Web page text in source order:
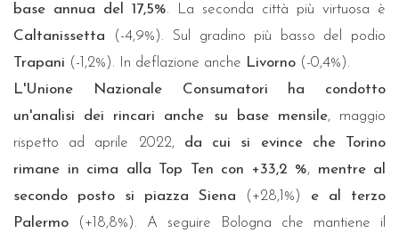
base annua del 17,5%. La seconda città più virtuosa è
Caltanissetta (-4,9%). Sul gradino più basso del podio
Trapani (-1,2%). In deflazione anche Livorno (-0,4%).
L'Unione Nazionale Consumatori ha condotto
un'analisi dei rincari anche su base mensile, maggio
rispetto ad aprile 2022, da cui si evince che Torino
rimane in cima alla Top Ten con +33,2 %, mentre al
secondo posto si piazza Siena (+28,1%) e
al terzo
Palermo (+18,8%). A seguire Bologna che mantiene il